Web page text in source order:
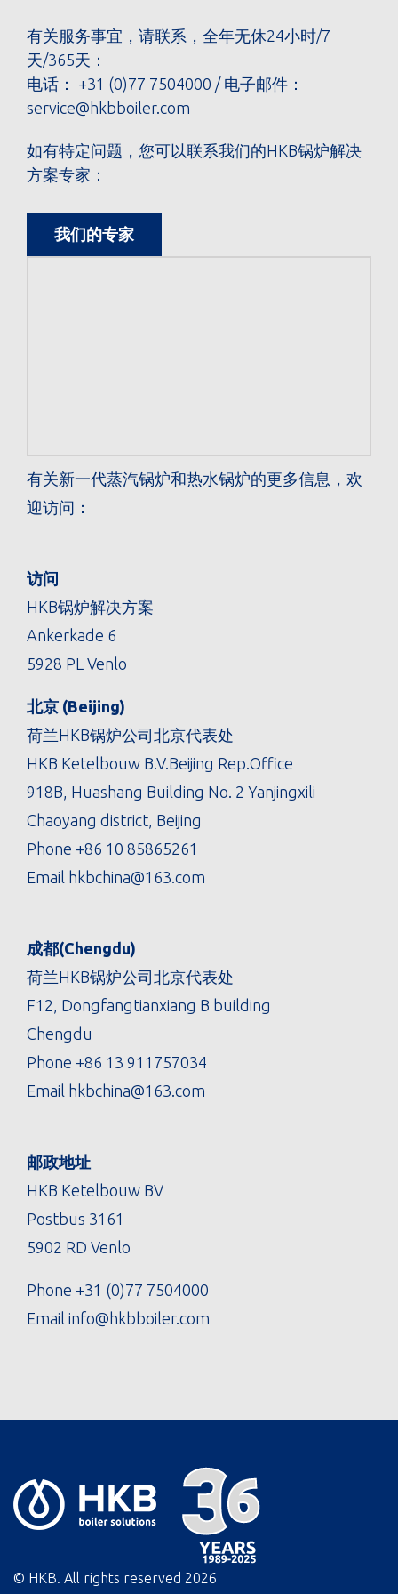
有关服务事宜，请联系，全年无休24小时/7
天/365天：
电话： +31 (0)77 7504000 / 电子邮件：
service@hkbboiler.com
如有特定问题，您可以联系我们的HKB锅炉解决
方案专家：
我们的专家
有关新一代蒸汽锅炉和热水锅炉的更多信息，欢
迎访问：
访问
HKB锅炉解决方案
Ankerkade 6
5928 PL Venlo
北京 (Beijing)
荷兰HKB锅炉公司北京代表处
HKB Ketelbouw B.V.Beijing Rep.Office
918B, Huashang Building No. 2 Yanjingxili
Chaoyang district, Beijing
Phone +86 10 85865261
Email hkbchina@163.com
成都(Chengdu)
荷兰HKB锅炉公司北京代表处
F12, Dongfangtianxiang B building
Chengdu
Phone +86 13 911757034
Email hkbchina@163.com
邮政地址
HKB Ketelbouw BV
Postbus 3161
5902 RD Venlo
Phone +31 (0)77 7504000
Email info@hkbboiler.com
© HKB. All rights reserved 2026